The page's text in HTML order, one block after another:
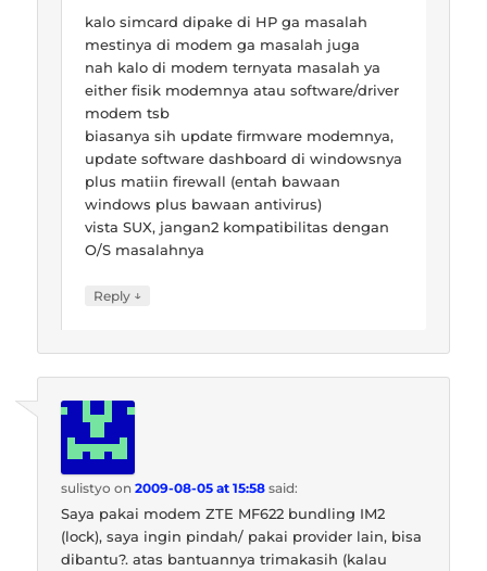
kalo simcard dipake di HP ga masalah
mestinya di modem ga masalah juga
nah kalo di modem ternyata masalah ya
either fisik modemnya atau software/driver
modem tsb
biasanya sih update firmware modemnya,
update software dashboard di windowsnya
plus matiin firewall (entah bawaan
windows plus bawaan antivirus)
vista SUX, jangan2 kompatibilitas dengan
O/S masalahnya
Reply ↓
sulistyo on2009-08-05 at 15:58 said:
Saya pakai modem ZTE MF622 bundling IM2
(lock), saya ingin pindah/ pakai provider lain, bisa
dibantu?. atas bantuannya trimakasih (kalau